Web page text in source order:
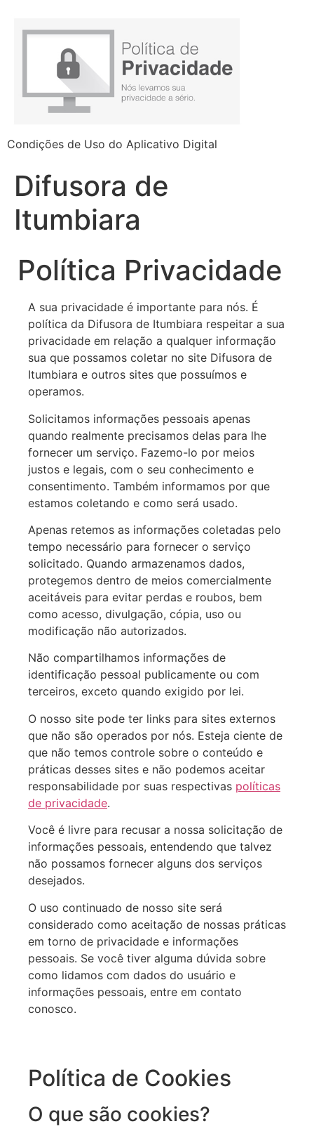
Condições de Uso do Aplicativo Digital
Difusora de
Itumbiara
Política Privacidade
A sua privacidade é importante para nós. É
política da Difusora de Itumbiara respeitar a sua
privacidade em relação a qualquer informação
sua que possamos coletar no site Difusora de
Itumbiara e outros sites que possuímos e
operamos.
Solicitamos informações pessoais apenas
quando realmente precisamos delas para lhe
fornecer um serviço. Fazemo-lo por meios
justos e legais, com o seu conhecimento e
consentimento. Também informamos por que
estamos coletando e como será usado.
Apenas retemos as informações coletadas pelo
tempo necessário para fornecer o serviço
solicitado. Quando armazenamos dados,
protegemos dentro de meios comercialmente
aceitáveis para evitar perdas e roubos, bem
como acesso, divulgação, cópia, uso ou
modificação não autorizados.
Não compartilhamos informações de
identificação pessoal publicamente ou com
terceiros, exceto quando exigido por lei.
O nosso site pode ter links para sites externos
que não são operados por nós. Esteja ciente de
que não temos controle sobre o conteúdo e
práticas desses sites e não podemos aceitar
responsabilidade por suas respectivas políticas
de privacidade.
Você é livre para recusar a nossa solicitação de
informações pessoais, entendendo que talvez
não possamos fornecer alguns dos serviços
desejados.
O uso continuado de nosso site será
considerado como aceitação de nossas práticas
em torno de privacidade e informações
pessoais. Se você tiver alguma dúvida sobre
como lidamos com dados do usuário e
informações pessoais, entre em contato
conosco.
Política de Cookies
O que são cookies?